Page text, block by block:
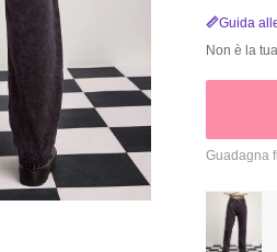
Guida
Non è la
Guadagna